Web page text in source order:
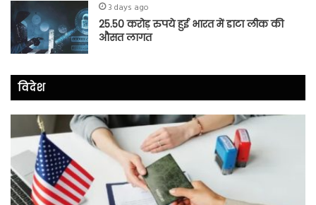
3 days ago
25.50 करोड़ रुपये हुई भारत में डाटा लीक की
औसत लागत
विदेश